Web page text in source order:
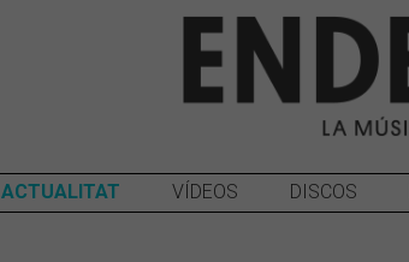
ACTUALITAT VÍDEOS DISCOS